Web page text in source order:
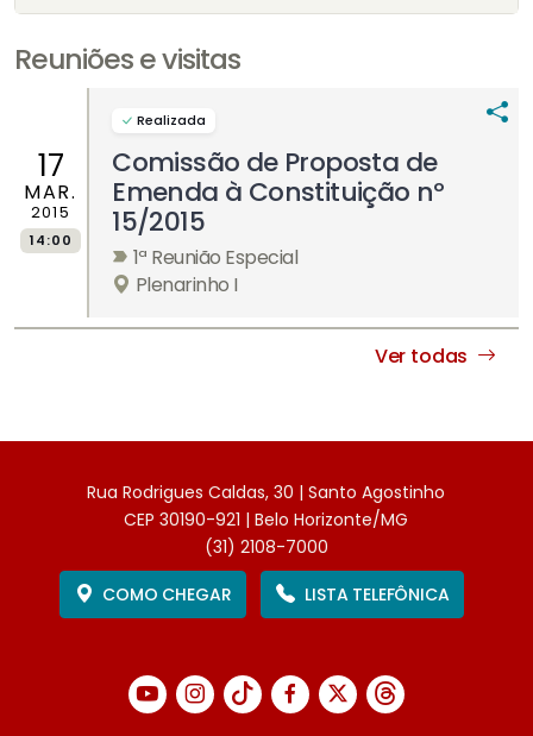
Reuniões e visitas
17
MAR.
2015
14:00
Realizada
Comissão de Proposta de
Emenda à Constituição nº
15/2015
1ª Reunião Especial
Plenarinho I
Ver todas
Rua Rodrigues Caldas, 30 | Santo Agostinho
CEP 30190-921 | Belo Horizonte/MG
(31) 2108-7000
COMO CHEGAR
LISTA TELEFÔNICA